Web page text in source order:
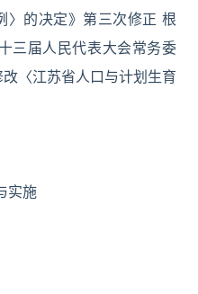
〉的决定》第三次修正 根
三届人民代表大会常务委
〈江苏省人口与计划生育
实施